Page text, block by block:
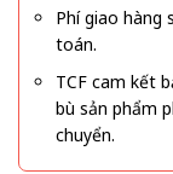
Phí giao hàng
toán.
TCF cam kết
bù sản phẩm
chuyển.